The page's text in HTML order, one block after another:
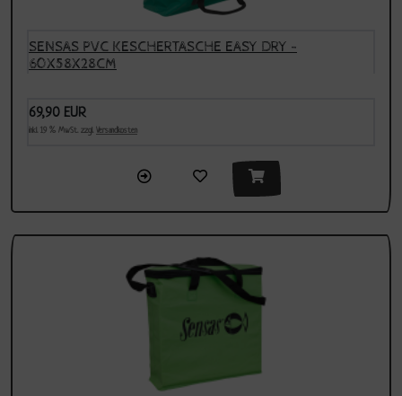
SENSAS PVC KESCHERTASCHE EASY DRY -
60X58X28CM
69,90 EUR
inkl. 19 % MwSt. zzgl. Versandkosten